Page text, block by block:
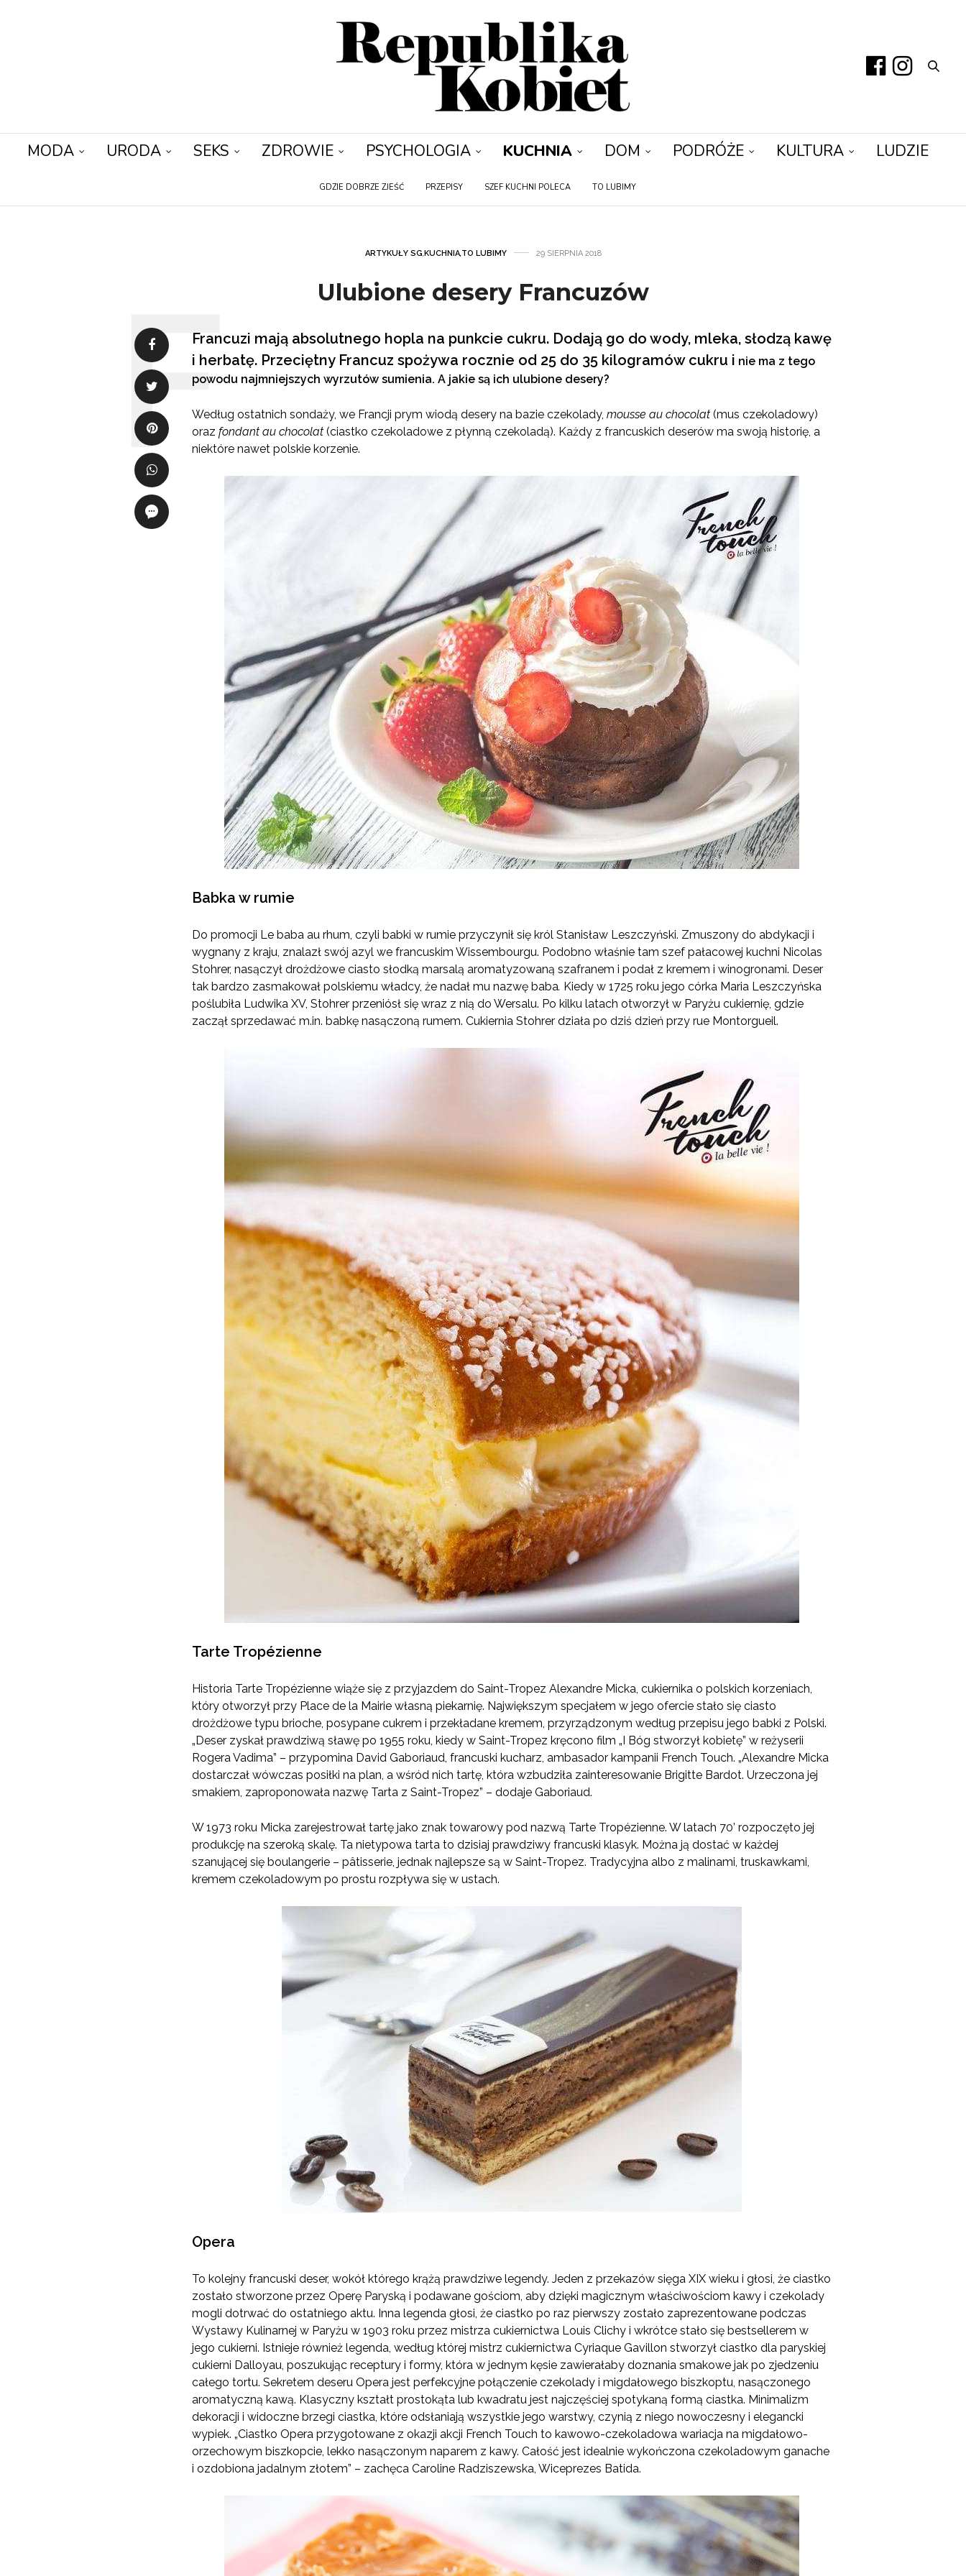
MODA URODA SEKS ZDROWIE PSYCHOLOGIA KUCHNIA DOM PODRÓŻE KULTURA LUDZIE
GDZIE DOBRZE ZJEŚĆ PRZEPISY SZEF KUCHNI POLECA TO LUBIMY
ARTYKUŁY SG,KUCHNIA,TO LUBIMY 29 SIERPNIA 2018
Ulubione desery Francuzów
Francuzi mają absolutnego hopla na punkcie cukru. Dodają go do wody, mleka, słodzą kawę
i herbatę. Przeciętny Francuz spożywa rocznie od 25 do 35 kilogramów cukru i nie ma z tego
powodu najmniejszych wyrzutów sumienia. A jakie są ich ulubione desery?
Według ostatnich sondaży, we Francji prym wiodą desery na bazie czekolady, mousse au chocolat (mus czekoladowy)
oraz fondant au chocolat (ciastko czekoladowe z płynną czekoladą). Każdy z francuskich deserów ma swoją historię, a
niektóre nawet polskie korzenie.
Babka w rumie
Do promocji Le baba au rhum, czyli babki w rumie przyczynił się król Stanisław Leszczyński. Zmuszony do abdykacji i
wygnany z kraju, znalazł swój azyl we francuskim Wissembourgu. Podobno właśnie tam szef pałacowej kuchni Nicolas
Stohrer, nasączył drożdżowe ciasto słodką marsalą aromatyzowaną szafranem i podał z kremem i winogronami. Deser
tak bardzo zasmakował polskiemu władcy, że nadał mu nazwę baba. Kiedy w 1725 roku jego córka Maria Leszczyńska
poślubiła Ludwika XV, Stohrer przeniósł się wraz z nią do Wersalu. Po kilku latach otworzył w Paryżu cukiernię, gdzie
zaczął sprzedawać m.in. babkę nasączoną rumem. Cukiernia Stohrer działa po dziś dzień przy rue Montorgueil.
Tarte Tropézienne
Historia Tarte Tropézienne wiąże się z przyjazdem do Saint-Tropez Alexandre Micka, cukiernika o polskich korzeniach,
który otworzył przy Place de la Mairie własną piekarnię. Największym specjałem w jego ofercie stało się ciasto
drożdżowe typu brioche, posypane cukrem i przekładane kremem, przyrządzonym według przepisu jego babki z Polski.
„Deser zyskał prawdziwą sławę po 1955 roku, kiedy w Saint-Tropez kręcono film „I Bóg stworzył kobietę” w reżyserii
Rogera Vadima” – przypomina David Gaboriaud, francuski kucharz, ambasador kampanii French Touch. „Alexandre Micka
dostarczał wówczas posiłki na plan, a wśród nich tartę, która wzbudziła zainteresowanie Brigitte Bardot. Urzeczona jej
smakiem, zaproponowała nazwę Tarta z Saint-Tropez” – dodaje Gaboriaud.
W 1973 roku Micka zarejestrował tartę jako znak towarowy pod nazwą Tarte Tropézienne. W latach 70’ rozpoczęto jej
produkcję na szeroką skalę. Ta nietypowa tarta to dzisiaj prawdziwy francuski klasyk. Można ją dostać w każdej
szanującej się boulangerie – pâtisserie, jednak najlepsze są w Saint-Tropez. Tradycyjna albo z malinami, truskawkami,
kremem czekoladowym po prostu rozpływa się w ustach.
Opera
To kolejny francuski deser, wokół którego krążą prawdziwe legendy. Jeden z przekazów sięga XIX wieku i głosi, że ciastko
zostało stworzone przez Operę Paryską i podawane gościom, aby dzięki magicznym właściwościom kawy i czekolady
mogli dotrwać do ostatniego aktu. Inna legenda głosi, że ciastko po raz pierwszy zostało zaprezentowane podczas
Wystawy Kulinarnej w Paryżu w 1903 roku przez mistrza cukiernictwa Louis Clichy i wkrótce stało się bestsellerem w
jego cukierni. Istnieje również legenda, według której mistrz cukiernictwa Cyriaque Gavillon stworzył ciastko dla paryskiej
cukierni Dalloyau, poszukując receptury i formy, która w jednym kęsie zawierałaby doznania smakowe jak po zjedzeniu
całego tortu. Sekretem deseru Opera jest perfekcyjne połączenie czekolady i migdałowego biszkoptu, nasączonego
aromatyczną kawą. Klasyczny kształt prostokąta lub kwadratu jest najczęściej spotykaną formą ciastka. Minimalizm
dekoracji i widoczne brzegi ciastka, które odsłaniają wszystkie jego warstwy, czynią z niego nowoczesny i elegancki
wypiek. „Ciastko Opera przygotowane z okazji akcji French Touch to kawowo-czekoladowa wariacja na migdałowo-
orzechowym biszkopcie, lekko nasączonym naparem z kawy. Całość jest idealnie wykończona czekoladowym ganache
i ozdobiona jadalnym złotem” – zachęca Caroline Radziszewska, Wiceprezes Batida.